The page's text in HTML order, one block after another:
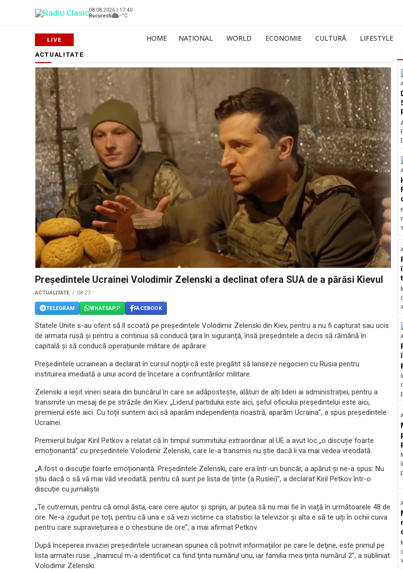
08.08.2026 | 17:40
Bucuresti
--°C
HOME NAȚIONAL WORLD ECONOMIE CULTURĂ LIFESTYLE
ACTUALITATE
Președintele Ucrainei Volodimir Zelenski a declinat ofera SUA de a părăsi Kievul
ACTUALITATE 08:27
TELEGRAM WHATSAPP FACEBOOK
Statele Unite s-au oferit să îl scoată pe preşedintele Volodimir Zelenski din Kiev, pentru a nu fi capturat sau ucis
de armata rusă şi pentru a continua să conducă ţara în siguranţă, însă președintele a decis să rămână în
capitală și să conducă operațiunile militare de apărare.
Președintele ucrainean a declarat în cursul nopţii că este pregătit să lanseze negocieri cu Rusia pentru
instituirea imediată a unui acord de încetare a confruntărilor militare.
Zelenski a ieșit vineri seara din buncărul în care se adăpostește, alături de alți lideri ai administrației, pentru a
transmite un mesaj de pe străzile din Kiev. „Liderul partidului este aici, șeful oficiului președintelui este aici,
premierul este aici. Cu toții suntem aici să aparăm independența noastră, aparăm Ucraina”, a spus președintele
Ucrainei.
Premierul bulgar Kiril Petkov a relatat că în timpul summitului extraordinar al UE a avut loc „o discuție foarte
emoționantă” cu președintele Volodimir Zelenski, care le-a transmis nu știe dacă îi va mai vedea vreodată.
„A fost o discuție foarte emoționantă. Președintele Zelenski, care era într-un buncăr, a apărut și ne-a spus: Nu
știu dacă o să vă mai văd vreodată, pentru că sunt pe lista de ținte (a Rusiei)”, a declarat Kiril Petkov într-o
discuție cu jurnaliștii.
„Te cutremuri, pentru că omul ăsta, care cere ajutor și sprijin, ar putea să nu mai fie în viață în următoarele 48 de
ore. Ne-a zguduit pe toți, pentru că una e să vezi victime ca statistici la televizor și alta e să te uiți în ochii cuiva
pentru care supraviețuirea e o chestiune de ore”, a mai afirmat Petkov.
După începerea invaziei președintele ucrainean spunea că potrivit informaţiilor pe care le deţine, este primul pe
lista armatei ruse. „Inamicul m-a identificat ca fiind ţinta numărul unu, iar familia mea ţinta numărul 2”, a subliniat
Volodimir Zelenski.